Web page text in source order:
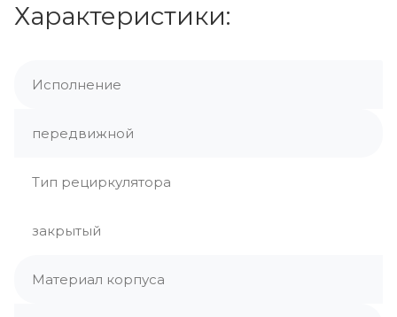
Характеристики:
Исполнение
передвижной
Тип рециркулятора
закрытый
Материал корпуса